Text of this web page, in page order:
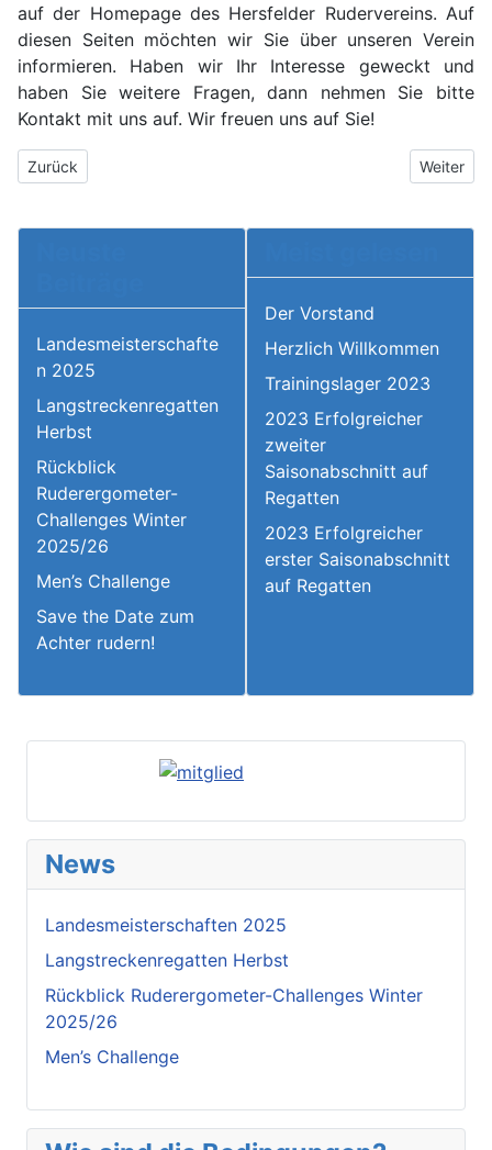
auf der Homepage des Hersfelder Rudervereins. Auf
diesen Seiten möchten wir Sie über unseren Verein
informieren. Haben wir Ihr Interesse geweckt und
haben Sie weitere Fragen, dann nehmen Sie bitte
Kontakt mit uns auf. Wir freuen uns auf Sie!
Vorheriger Beitrag: Schnuppertraining
Zurück Nächster
Weiter
News
Landesmeisterschaften 2025
Langstreckenregatten Herbst
Rückblick Ruderergometer-Challenges Winter
2025/26
Men’s Challenge
Landesmeisterschafte
n 2025
Langstreckenregatten
Herbst
Rückblick
Ruderergometer-
Challenges Winter
2025/26
Men’s Challenge
Save the Date zum
Achter rudern!
Der Vorstand
Herzlich Willkommen
Trainingslager 2023
2023 Erfolgreicher
zweiter
Saisonabschnitt auf
Regatten
2023 Erfolgreicher
erster Saisonabschnitt
auf Regatten